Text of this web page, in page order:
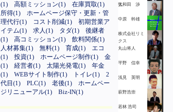
(1)
高額ミッション(1)
在庫買取(1)
所得(1)
ホームページ保守・更新・管
理代行(1)
コスト削減(1)
初期営業ア
イテム(1)
求人(1) タダ(1)
後継者
(1)
高コミッション(1)
飲料関係(1)
人材募集(1)
無料(1) 育成(1)
エコ
(1)
投資(1) ホームページ制作(1)
金
(1)
経営者(1) 太陽光発電(1)
年金
(1)
WEBサイト制作(1) トイレ(1)
2
代目(1)
PLC(1) 老後(1)
ホームペー
ジリニューアル(1)
Biz-IN(1)
弘
大和田 渉
中原 幹雄
株式会社リミ
クス
丸山将人
平野 信幸
浅見 英明
萩野浩崇
若林 浩司